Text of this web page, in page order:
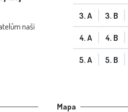
naší
3. A 3. B
4. A 4. B
5. A 5. B
Mapa